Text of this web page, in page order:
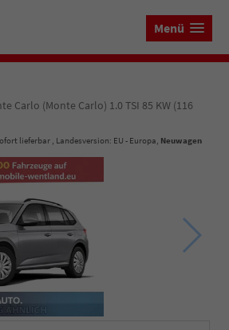
Menü
Carlo (Monte Carlo) 1.0 TSI 85 KW (116
lieferbar , Landesversion: EU - Europa, Neuwagen